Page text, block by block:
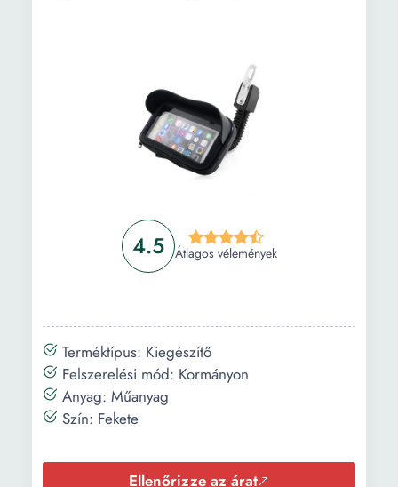
4.5 Átlagos vélemények
Terméktípus: Kiegészítő
Felszerelési mód: Kormányon
Anyag: Műanyag
Szín: Fekete
Ellenőrizze az árat